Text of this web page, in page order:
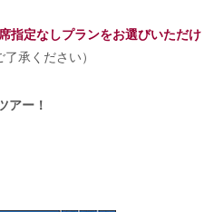
指定なしプランをお選びいただけ
承ください）
アー！